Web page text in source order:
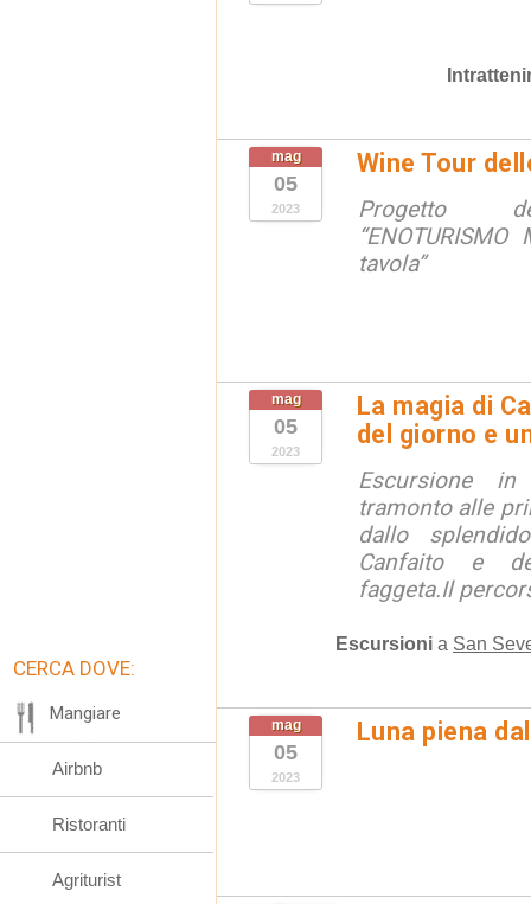
mag
05
2023
Wine Tour
Progetto
tavola”
mag
05
2023
La magia di
del giorno e
Escursione
tramonto alle
dallo
Canfaito e
faggeta.Il
Escursioni a San
mag
05
2023
Luna piena
CERCA DOVE:
Mangiare
Airbnb
Ristoranti
Agriturist